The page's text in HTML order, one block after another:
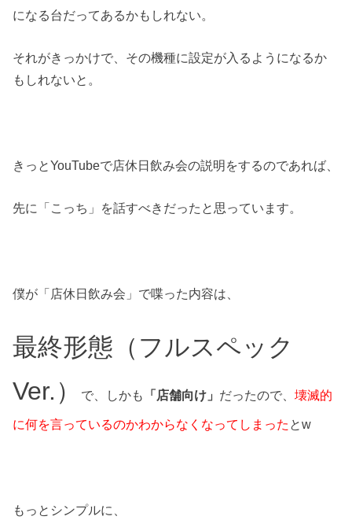
になる台だってあるかもしれない。
それがきっかけで、その機種に設定が入るようになるか
もしれないと。
きっとYouTubeで店休日飲み会の説明をするのであれば、
先に「こっち」を話すべきだったと思っています。
僕が「店休日飲み会」で喋った内容は、
最終形態（フルスペック
Ver.）
で、しかも 「店舗向け」 だったので、壊滅的
に何を言っているのかわからなくなってしまった とw
もっとシンプルに、